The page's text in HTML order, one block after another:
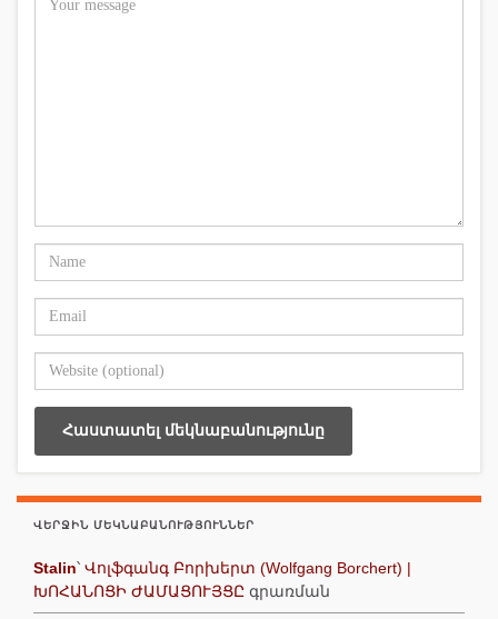
ՎԵՐՋԻՆ ՄԵԿՆԱԲԱՆՈՒԹՅՈՒՆՆԵՐ
Stalin՝ Վոլֆգանգ Բորխերտ (Wolfgang Borchert) |
ԽՈՀԱՆՈՑԻ ԺԱՄԱՑՈՒՅՑԸ գրառման